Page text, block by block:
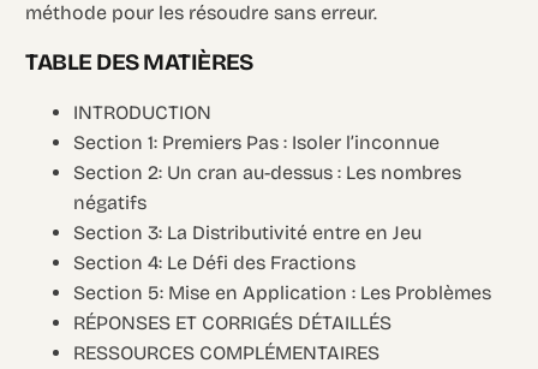
méthode pour les résoudre sans erreur.
TABLE DES MATIÈRES
INTRODUCTION
Section 1: Premiers Pas : Isoler l’inconnue
Section 2: Un cran au-dessus : Les nombres
négatifs
Section 3: La Distributivité entre en Jeu
Section 4: Le Défi des Fractions
Section 5: Mise en Application : Les Problèmes
RÉPONSES ET CORRIGÉS DÉTAILLÉS
RESSOURCES COMPLÉMENTAIRES